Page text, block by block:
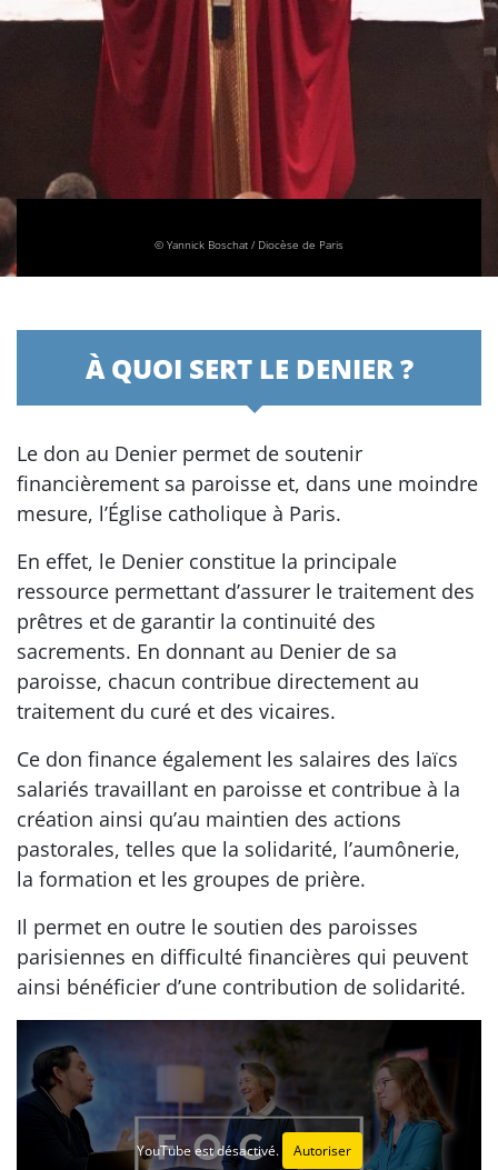
© Yannick Boschat / Diocèse de Paris
À QUOI SERT LE DENIER ?
Le don au Denier permet de soutenir
financièrement sa paroisse et, dans une moindre
mesure, l’Église catholique à Paris.
En effet, le Denier constitue la principale
ressource permettant d’assurer le traitement des
prêtres et de garantir la continuité des
sacrements. En donnant au Denier de sa
paroisse, chacun contribue directement au
traitement du curé et des vicaires.
Ce don finance également les salaires des laïcs
salariés travaillant en paroisse et contribue à la
création ainsi qu’au maintien des actions
pastorales, telles que la solidarité, l’aumônerie,
la formation et les groupes de prière.
Il permet en outre le soutien des paroisses
parisiennes en difficulté financières qui peuvent
ainsi bénéficier d’une contribution de solidarité.
YouTube est désactivé. Autoriser